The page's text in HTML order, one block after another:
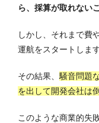
ら、採算が取れない
しかし、それまで費
運航をスタートします
その結果、騒音問題
を出して開発会社は
このような商業的失